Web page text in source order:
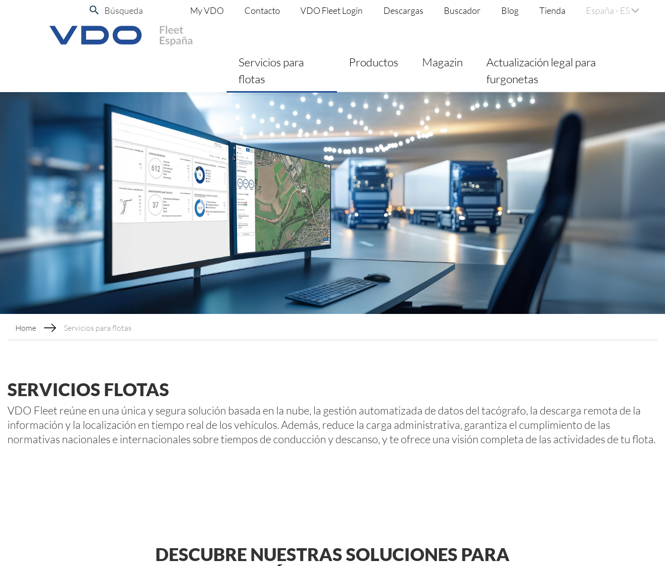
Búsqueda My VDO Contacto VDO Fleet Login Descargas Buscador Blog Tienda España - ES
Servicios para
flotas
Productos Magazin
Actualización legal para
furgonetas
Home Servicios para flotas
SERVICIOS FLOTAS
VDO Fleet reúne en una única y segura solución basada en la nube, la gestión automatizada de datos del tacógrafo, la descarga remota de la
información y la localización en tiempo real de los vehículos. Además, reduce la carga administrativa, garantiza el cumplimiento de las
normativas nacionales e internacionales sobre tiempos de conducción y descanso, y te ofrece una visión completa de las actividades de tu flota.
DESCUBRE NUESTRAS SOLUCIONES PARA